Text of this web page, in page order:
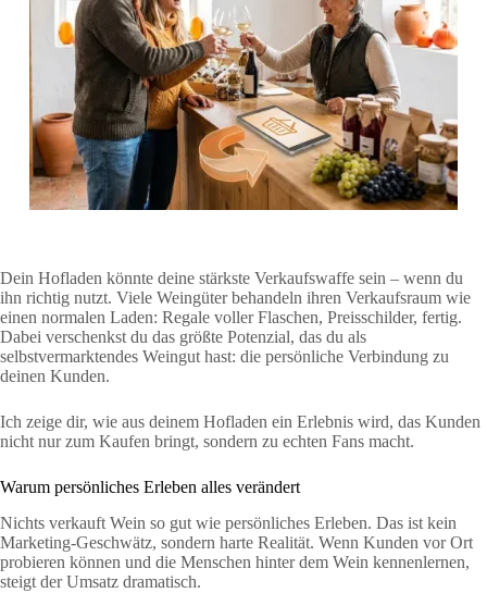
Dein Hofladen könnte deine stärkste Verkaufswaffe sein – wenn du
ihn richtig nutzt. Viele Weingüter behandeln ihren Verkaufsraum wie
einen normalen Laden: Regale voller Flaschen, Preisschilder, fertig.
Dabei verschenkst du das größte Potenzial, das du als
selbstvermarktendes Weingut hast: die persönliche Verbindung zu
deinen Kunden.
Ich zeige dir, wie aus deinem Hofladen ein Erlebnis wird, das Kunden
nicht nur zum Kaufen bringt, sondern zu echten Fans macht.
Warum persönliches Erleben alles verändert
Nichts verkauft Wein so gut wie persönliches Erleben. Das ist kein
Marketing-Geschwätz, sondern harte Realität. Wenn Kunden vor Ort
probieren können und die Menschen hinter dem Wein kennenlernen,
steigt der Umsatz dramatisch.